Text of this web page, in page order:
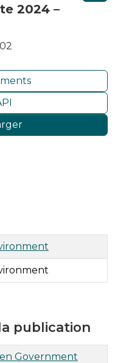
2024 –
publication
Government